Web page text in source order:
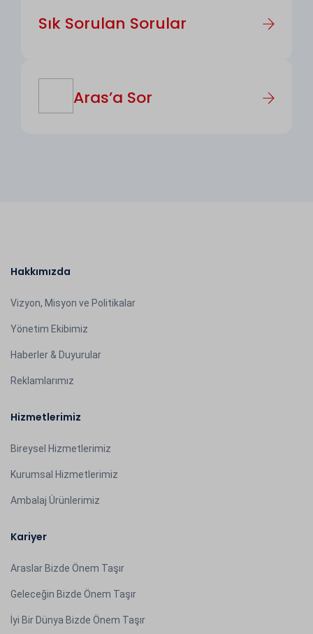
Sık Sorulan Sorular
Aras’a Sor
Hakkımızda
Vizyon, Misyon ve Politikalar
Yönetim Ekibimiz
Haberler & Duyurular
Reklamlarımız
Hizmetlerimiz
Bireysel Hizmetlerimiz
Kurumsal Hizmetlerimiz
Ambalaj Ürünlerimiz
Kariyer
Araslar Bizde Önem Taşır
Geleceğin Bizde Önem Taşır
İyi Bir Dünya Bizde Önem Taşır